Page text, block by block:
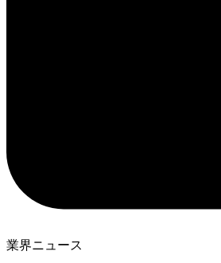
業界ニュース